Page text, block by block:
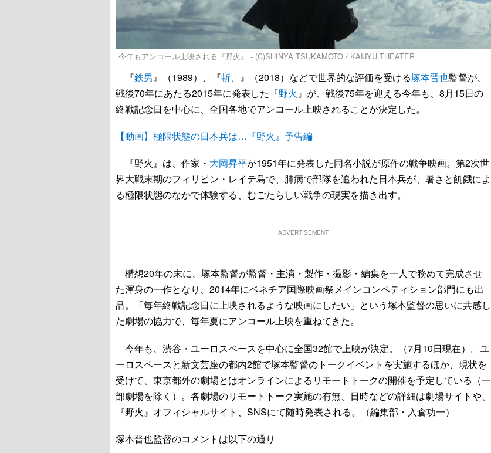
今年もアンコール上映される『野火』 - (C)SHINYA TSUKAMOTO / KAIJYU THEATER
『鉄男』（1989）、『斬、 』（2018）などで世界的な評価を受ける塚本晋也監督が、
戦後70年にあたる2015年に発表した『野火』が、戦後75年を迎える今年も、8月15日の
終戦記念日を中心に、全国各地でアンコール上映されることが決定した。
【動画】極限状態の日本兵は…『野火』予告編
『野火』は、作家・ 大岡昇平が1951年に発表した同名小説が原作の戦争映画。第2次世
界大戦末期のフィリピン・レイテ島で、肺病で部隊を追われた日本兵が、暑さと飢餓によ
る極限状態のなかで体験する、むごたらしい戦争の現実を描き出す。
ADVERTISEMENT
構想20年の末に、塚本監督が監督・主演・製作・撮影・編集を一人で務めて完成させ
た渾身の一作となり、2014年にベネチア国際映画祭メインコンペティション部門にも出
品。「毎年終戦記念日に上映されるような映画にしたい」という塚本監督の思いに共感し
た劇場の協力で、毎年夏にアンコール上映を重ねてきた。
今年も、渋谷・ユーロスペースを中心に全国32館で上映が決定。（7月10日現在）。ユ
ーロスペースと新文芸座の都内2館で塚本監督のトークイベントを実施するほか、現状を
受けて、東京都外の劇場とはオンラインによるリモートトークの開催を予定している（一
部劇場を除く）。各劇場のリモートトーク実施の有無、日時などの詳細は劇場サイトや、
『野火』オフィシャルサイト、SNSにて随時発表される。（編集部・入倉功一）
塚本晋也監督のコメントは以下の通り